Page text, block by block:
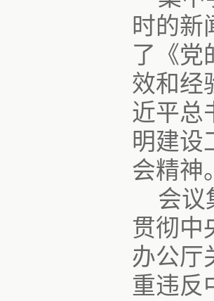
时的新
了《党
效和经
近平总
明建设
会精神
会议
贯彻中
办公厅
重违反